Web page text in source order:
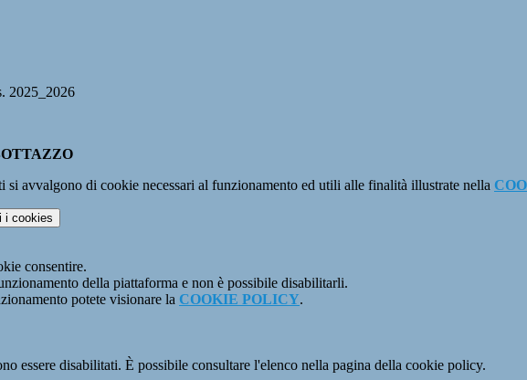
2025_2026
si avvalgono di cookie necessari al funzionamento ed utili alle finalità illustrate nella
i cookies
consentire.
della piattaforma e non è possibile disabilitarli.
potete visionare la COOKIE POLICY.
essere disabilitati. È possibile consultare l'elenco nella pagina della cookie policy.